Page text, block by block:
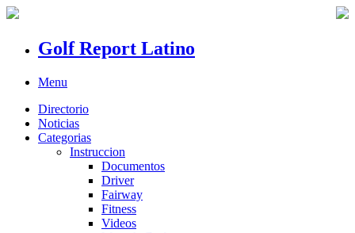
Golf Report Latino
Menu
Directorio
Noticias
Categorias
Instruccion
Documentos
Driver
Fairway
Fitness
Videos